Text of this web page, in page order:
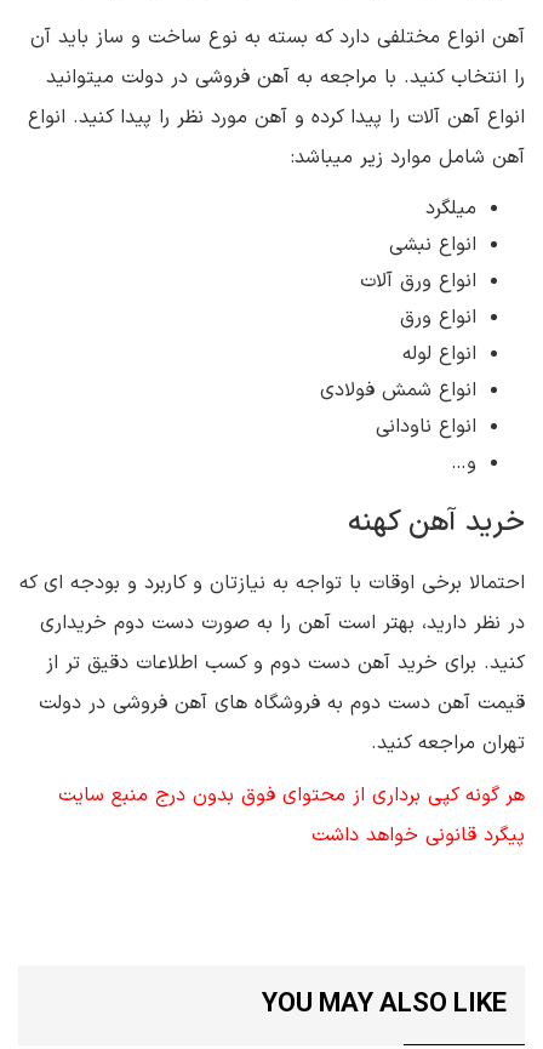
آهن انواع مختلفی دارد که بسته به نوع ساخت و ساز باید آن
را انتخاب کنید. با مراجعه به آهن فروشی در دولت میتوانید
انواع آهن آلات را پیدا کرده و آهن مورد نظر را پیدا کنید. انواع
آهن شامل موارد زیر میباشد:
میلگرد
انواع نبشی
انواع ورق آلات
انواع ورق
انواع لوله
انواع شمش فولادی
انواع ناودانی
و…
خرید آهن کهنه
احتمالا برخی اوقات با تواجه به نیازتان و کاربرد و بودجه ای که
در نظر دارید، بهتر است آهن را به صورت دست دوم خریداری
کنید. برای خرید آهن دست دوم و کسب اطلاعات دقیق تر از
قیمت آهن دست دوم به فروشگاه های آهن فروشی در دولت
تهران مراجعه کنید.
هر گونه کپی برداری از محتوای فوق بدون درج منبع سایت
پیگرد قانونی خواهد داشت
YOU MAY ALSO LIKE